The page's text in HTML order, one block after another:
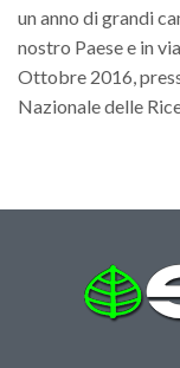
SISEF
Redazione
Credits
un anno di grandi
nostro Paese e in
Ottobre 2016,
Nazionale delle